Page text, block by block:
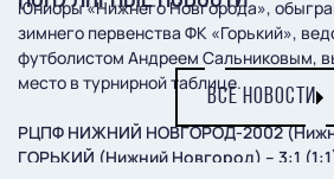
Юниоры «Нижнего Новгорода»,
зимнего первенства ФК «Горький»,
футболистом Андреем Сальниковым,
место в турнирной таблице.
РЦПФ НИЖНИЙ НОВГОРОД-2002
ГОРЬКИЙ (Нижний Новгород) – 3:1
ВСЕ НОВОСТИ